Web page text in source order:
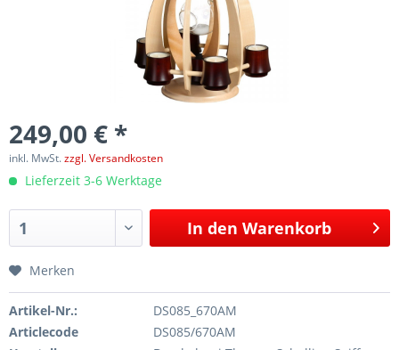
249,00 € *
inkl. MwSt.zzgl. Versandkosten
Lieferzeit 3-6 Werktage
In den Warenkorb
Merken
Artikel-Nr.:
DS085_670AM
Articlecode
DS085/670AM